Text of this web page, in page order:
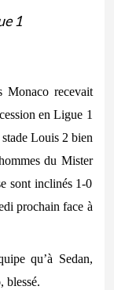
1
Monaco recevait
en Ligue 1
Louis 2 bien
du Mister
sont inclinés 1-0
prochain face à
qu’à Sedan,
blessé.